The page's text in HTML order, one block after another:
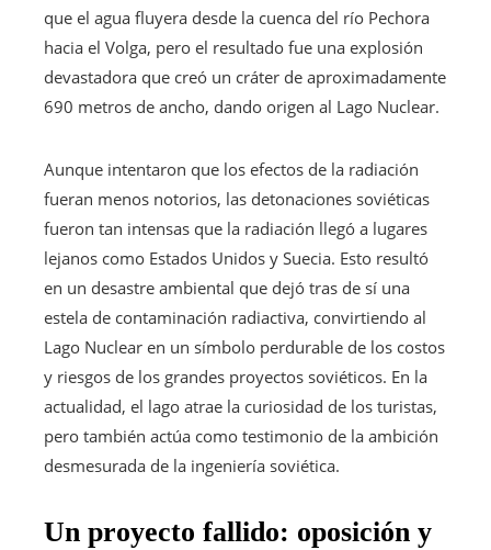
que el agua fluyera desde la cuenca del río Pechora
hacia el Volga, pero el resultado fue una explosión
devastadora que creó un cráter de aproximadamente
690 metros de ancho, dando origen al Lago Nuclear.
Aunque intentaron que los efectos de la radiación
fueran menos notorios, las detonaciones soviéticas
fueron tan intensas que la radiación llegó a lugares
lejanos como Estados Unidos y Suecia. Esto resultó
en un desastre ambiental que dejó tras de sí una
estela de contaminación radiactiva, convirtiendo al
Lago Nuclear en un símbolo perdurable de los costos
y riesgos de los grandes proyectos soviéticos. En la
actualidad, el lago atrae la curiosidad de los turistas,
pero también actúa como testimonio de la ambición
desmesurada de la ingeniería soviética.
Un proyecto fallido: oposición y